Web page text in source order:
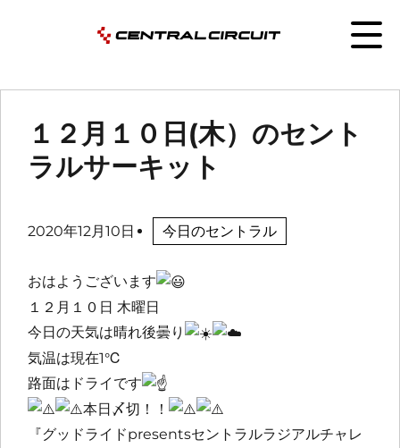
１２月１０日(木）のセント
ラルサーキット
2020年12月10日 今日のセントラル
おはようございます
１２月１０日 木曜日
今日の天気は晴れ後曇り
気温は現在1℃
路面はドライです
本日〆切！！
『グッドライドpresentsセントラルラジアルチャレ